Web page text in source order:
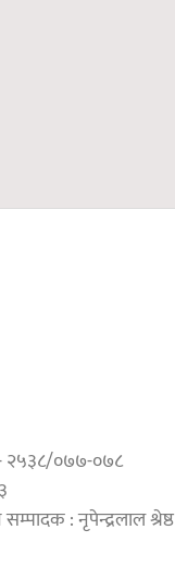
२५३८/०७७-०७८
: नृपेन्द्रलाल श्रेष्ठ